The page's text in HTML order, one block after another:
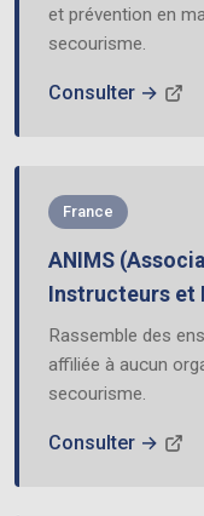
et prévention en
secourisme.
Consulter →
France
ANIMS
Instructeurs et
Rassemble des
affiliée à aucun
secourisme.
Consulter →